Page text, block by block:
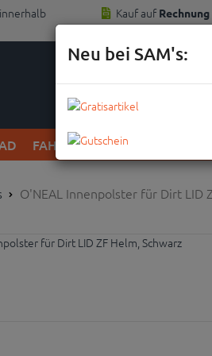
innerhalb
Kauf auf
FAHRRAD KOMPLETTRÄDER
O'NEAL Innenpolster für Dirt LID
Neu bei SAM's: